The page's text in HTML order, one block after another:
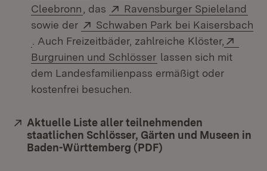
Cleebronn (Öffnet in neuem Fenster)
, das Extern:
Ravensburger Spieleland
sowie der
Extern:
Schwaben Park bei Kaisersbach
(Öffnet in neuem Fenster)
. Auch Freizeitbäder, zahlreiche Klöster,
Burgruinen und Schlösser (Öffnet in neuem
lassen sich mit
dem Landesfamilienpass ermäßigt oder
kostenfrei besuchen.
Extern:
Aktuelle Liste aller teilnehmenden
staatlichen Schlösser, Gärten und Museen in
Baden-Württemberg (PDF)